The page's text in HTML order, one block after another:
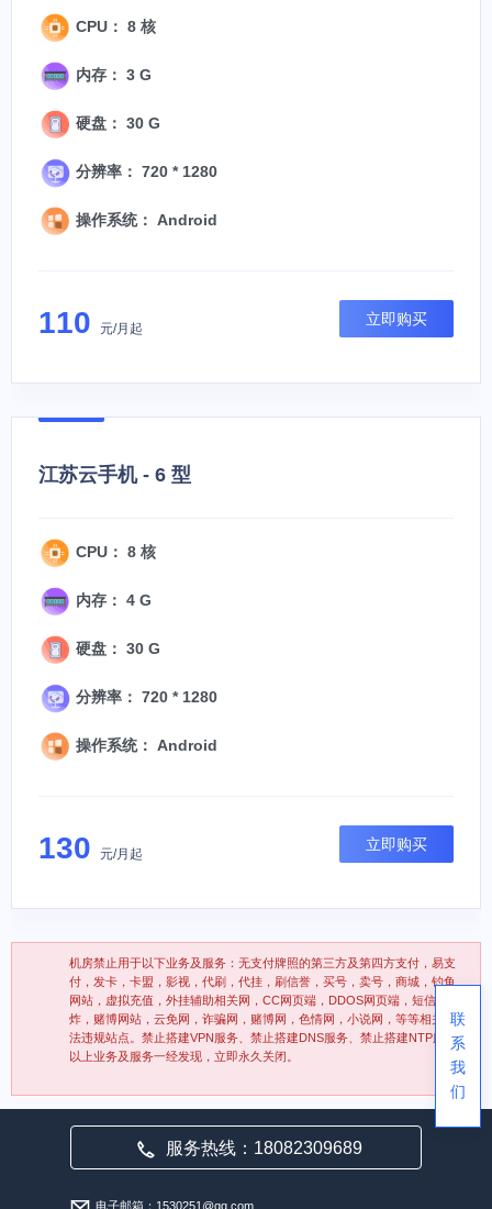
CPU： 8 核
内存： 3 G
硬盘： 30 G
分辨率： 720 * 1280
操作系统： Android
110 元/月起
立即购买
江苏云手机 - 6 型
CPU： 8 核
内存： 4 G
硬盘： 30 G
分辨率： 720 * 1280
操作系统： Android
130 元/月起
立即购买
机房禁止用于以下业务及服务：无支付牌照的第三方及第四方支付，易支
付，发卡，卡盟，影视，代刷，代挂，刷信誉，买号，卖号，商城，钓鱼
网站，虚拟充值，外挂辅助相关网，CC网页端，DDOS网页端，短信轰
炸，赌博网站，云免网，诈骗网，赌博网，色情网，小说网，等等相关违
法违规站点。禁止搭建VPN服务、禁止搭建DNS服务、禁止搭建NTP服务
以上业务及服务一经发现，立即永久关闭。
服务热线：18082309689
电子邮箱：1530251@qq.com
联
系
我
们